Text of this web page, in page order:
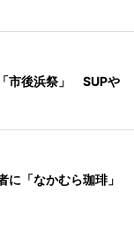
市後浜祭」 SUPや
に「なかむら珈琲」